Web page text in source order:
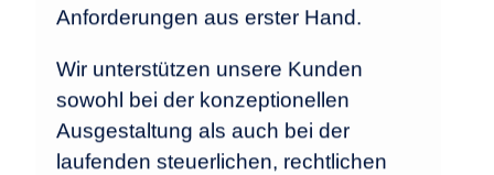
Anforderungen aus erster Hand.
Wir unterstützen unsere Kunden
sowohl bei der konzeptionellen
Ausgestaltung als auch bei der
laufenden steuerlichen, rechtlichen